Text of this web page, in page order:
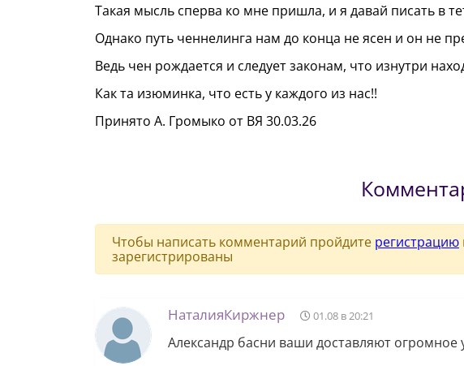
Такая мысль сперва ко мне пришла, и я давай писать в
Однако путь ченнелинга нам до конца не ясен и он не
Ведь чен рождается и следует законам, что изнутри
Как та изюминка, что есть у каждого из нас!!
Принято А. Громыко от ВЯ 30.03.26
Чтобы написать комментарий пройдите регистрацию
зарегистрированы
НаталияКиржнер 01.08 в 20:21
Александр басни ваши доставляют огромное